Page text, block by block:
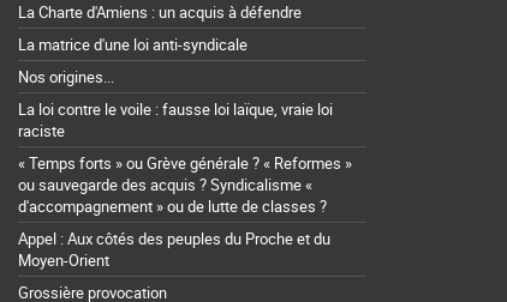
La Charte d'Amiens : un acquis à défendre
La matrice d'une loi anti-syndicale
Nos origines...
La loi contre le voile : fausse loi laïque, vraie loi
raciste
« Temps forts » ou Grève générale ? « Reformes »
ou sauvegarde des acquis ? Syndicalisme «
d'accompagnement » ou de lutte de classes ?
Appel : Aux côtés des peuples du Proche et du
Moyen-Orient
Grossière provocation